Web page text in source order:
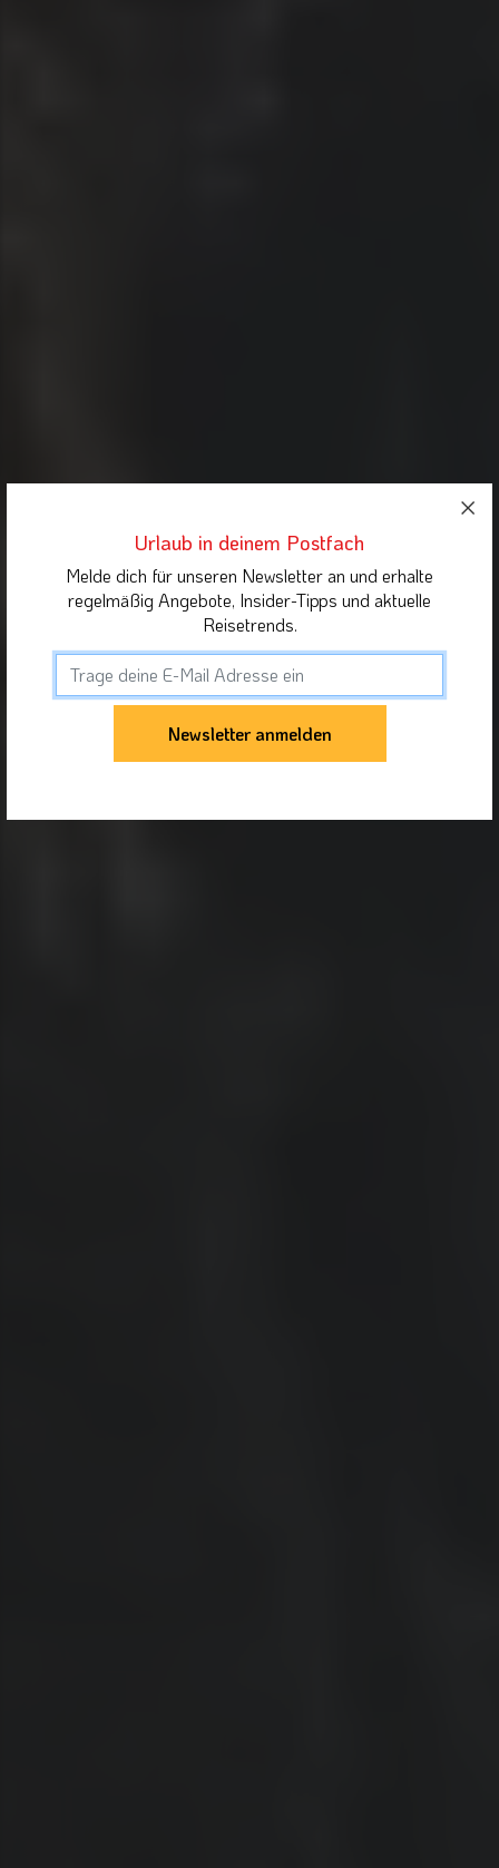
Urlaub in deinem Postfach
Melde dich für unseren Newsletter an und erhalte
regelmäßig Angebote, Insider-Tipps und aktuelle
Reisetrends.